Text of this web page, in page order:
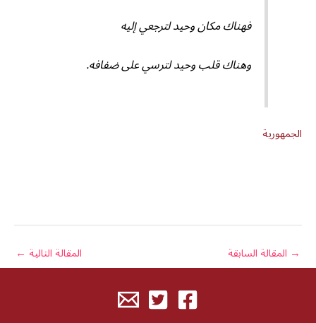
فهناك مكان وحيد لترجعي إليه
وهناك قلب وحيد لترسي على ضفافه.
الجمهورية
→ المقالة السابقة المقالة التالية ←